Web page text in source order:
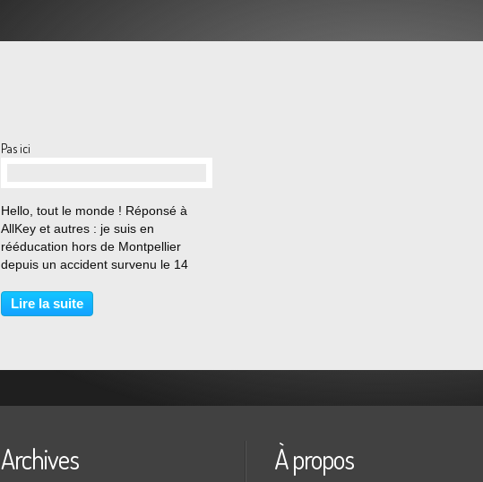
Pas ici
Hello, tout le monde ! Réponsé à
AllKey et autres : je suis en
rééducation hors de Montpellier
depuis un accident survenu le 14
cybercafé dans le village (et,
accessoirement, de me rappeller de
Lire la suite
Archives À propos